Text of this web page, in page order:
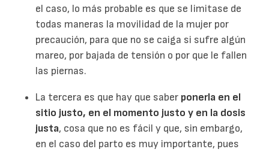
el caso, lo más probable es que se limitase de
todas maneras la movilidad de la mujer por
precaución, para que no se caiga si sufre algún
mareo, por bajada de tensión o por que le fallen
las piernas.
La tercera es que hay que saber ponerla en el
sitio justo, en el momento justo y en la dosis
justa, cosa que no es fácil y que, sin embargo,
en el caso del parto es muy importante, pues